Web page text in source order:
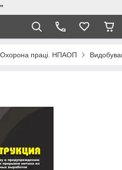
Охорона праці. НПАОП